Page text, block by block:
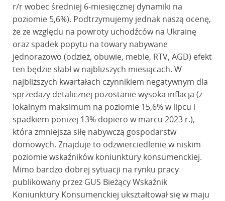
r/r wobec średniej 6-miesięcznej dynamiki na
poziomie 5,6%). Podtrzymujemy jednak naszą ocenę,
że ze względu na powroty uchodźców na Ukrainę
oraz spadek popytu na towary nabywane
jednorazowo (odzież, obuwie, meble, RTV, AGD) efekt
ten będzie słabł w najbliższych miesiącach. W
najbliższych kwartałach czynnikiem negatywnym dla
sprzedaży detalicznej pozostanie wysoka inflacja (z
lokalnym maksimum na poziomie 15,6% w lipcu i
spadkiem poniżej 13% dopiero w marcu 2023 r.),
która zmniejsza siłę nabywczą gospodarstw
domowych. Znajduje to odzwierciedlenie w niskim
poziomie wskaźników koniunktury konsumenckiej.
Mimo bardzo dobrej sytuacji na rynku pracy
publikowany przez GUS Bieżący Wskaźnik
Koniunktury Konsumenckiej ukształtował się w maju